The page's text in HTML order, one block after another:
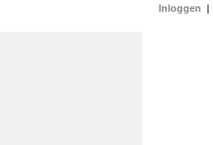
Inloggen |